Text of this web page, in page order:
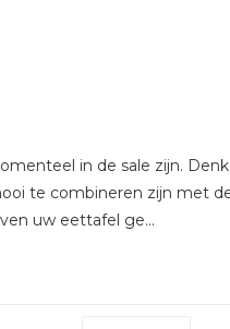
in de sale zijn.
te combineren zijn met
uw eettafel ge...